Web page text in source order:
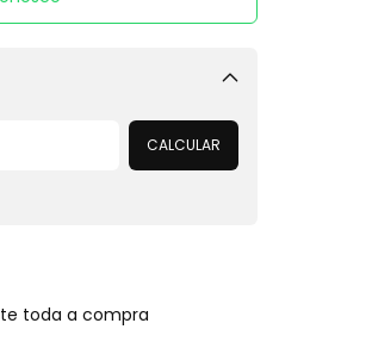
Alterar CEP
CALCULAR
toda a compra